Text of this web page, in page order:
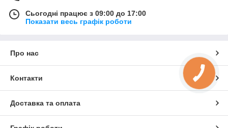
Сьогодні працює з 09:00 до 17:00
Показати весь графік роботи
Про нас
Контакти
Доставка та оплата